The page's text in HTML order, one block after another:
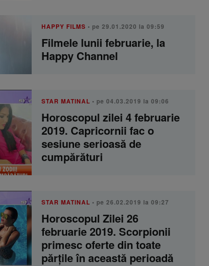
HAPPY FILMS • pe 29.01.2020 la 09:59
Filmele lunii februarie, la
Happy Channel
STAR MATINAL • pe 04.03.2019 la 09:06
Horoscopul zilei 4 februarie
2019. Capricornii fac o
sesiune serioasă de
cumpărături
STAR MATINAL • pe 26.02.2019 la 09:27
Horoscopul Zilei 26
februarie 2019. Scorpionii
primesc oferte din toate
părțile în această perioadă